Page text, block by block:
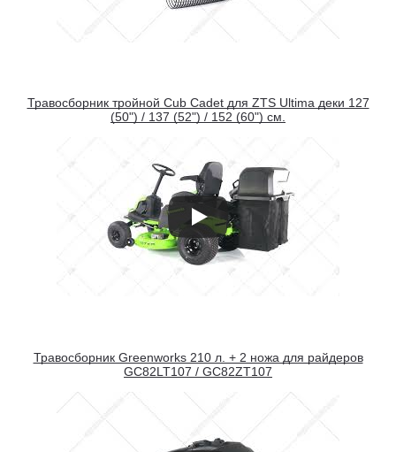
Травосборник тройной Cub Cadet для ZTS Ultima деки 127
(50") / 137 (52") / 152 (60") см.
Травосборник Greenworks 210 л. + 2 ножа для райдеров
GC82LT107 / GC82ZT107